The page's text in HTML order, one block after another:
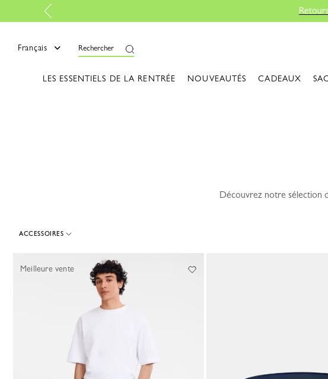
Français Rechercher
LES ESSENTIELS DE LA RENTRÉE NOUVEAUTÉS CADEAUX
Découvrez notre sélection
ACCESSOIRES
Meilleure vente